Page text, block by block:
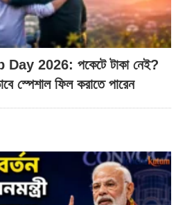
2026: পকেটে টাকা নেই?
স্পেশাল ফিল করাতে পারেন